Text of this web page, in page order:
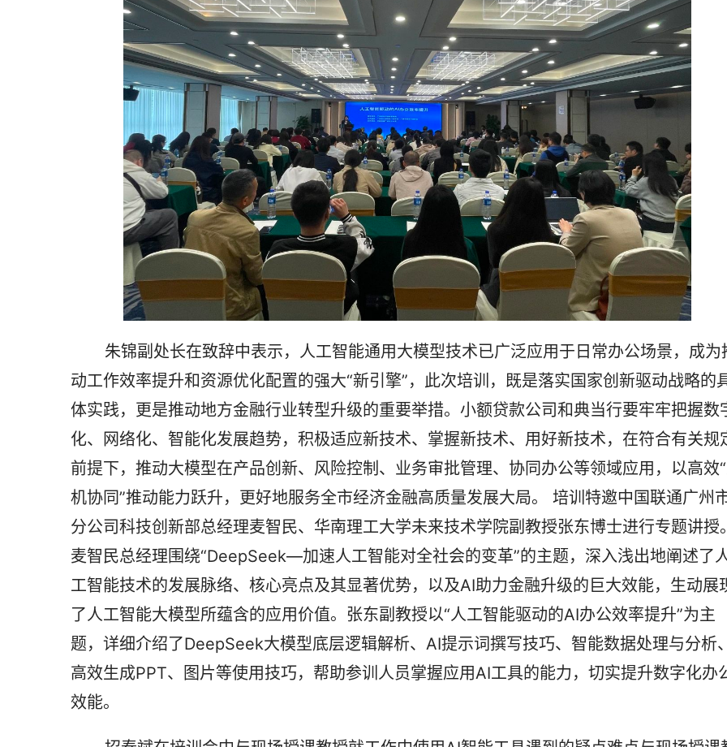
动工作效率提升和资源优化配置的强大“新引擎”，此次培训，既是落实国家创新驱动战略的
体实践，更是推动地方金融行业转型升级的重要举措。小额贷款公司和典当行要牢牢把握数
化、网络化、智能化发展趋势，积极适应新技术、掌握新技术、用好新技术，在符合有关规
前提下，推动大模型在产品创新、风险控制、业务审批管理、协同办公等领域应用，以高效
机协同”推动能力跃升，更好地服务全市经济金融高质量发展大局。 培训特邀中国联通广州
分公司科技创新部总经理麦智民、华南理工大学未来技术学院副教授张东博士进行专题讲授。
麦智民总经理围绕“DeepSeek—加速人工智能对全社会的变革”的主题，深入浅出地阐述了
工智能技术的发展脉络、核心亮点及其显著优势，以及AI助力金融升级的巨大效能，生动展
了人工智能大模型所蕴含的应用价值。张东副教授以“人工智能驱动的AI办公效率提升”为主
题，详细介绍了DeepSeek大模型底层逻辑解析、AI提示词撰写技巧、智能数据处理与分析、
高效生成PPT、图片等使用技巧，帮助参训人员掌握应用AI工具的能力，切实提升数字化办
效能。